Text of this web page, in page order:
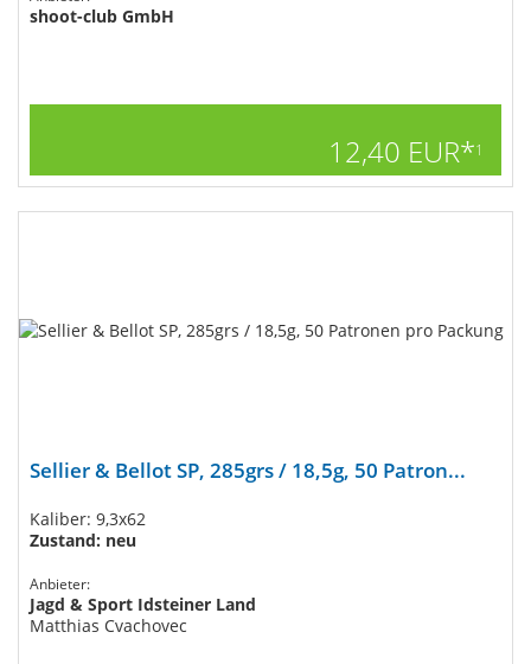
shoot-club GmbH
12,40 EUR*1
Sellier & Bellot SP, 285grs / 18,5g, 50 Patron...
Kaliber: 9,3x62
Zustand: neu
Anbieter:
Jagd & Sport Idsteiner Land
Matthias Cvachovec